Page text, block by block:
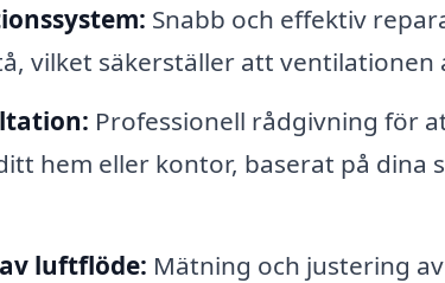
Snabb och effektiv
vilket säkerställer att ventilationen
Professionell rådgivning för
hem eller kontor, baserat på dina
luftflöde: Mätning och justering